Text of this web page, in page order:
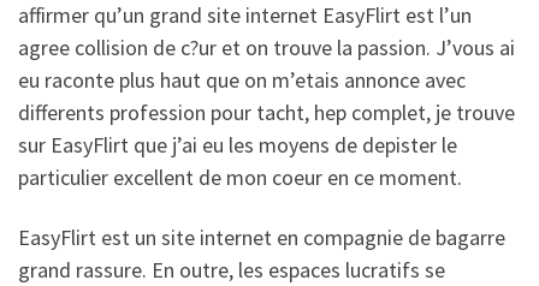
affirmer qu’un grand site internet EasyFlirt est l’un
agree collision de c?ur et on trouve la passion. J’vous ai
eu raconte plus haut que on m’etais annonce avec
differents profession pour tacht, hep complet, je trouve
sur EasyFlirt que j’ai eu les moyens de depister le
particulier excellent de mon coeur en ce moment.
EasyFlirt est un site internet en compagnie de bagarre
grand rassure. En outre, les espaces lucratifs se